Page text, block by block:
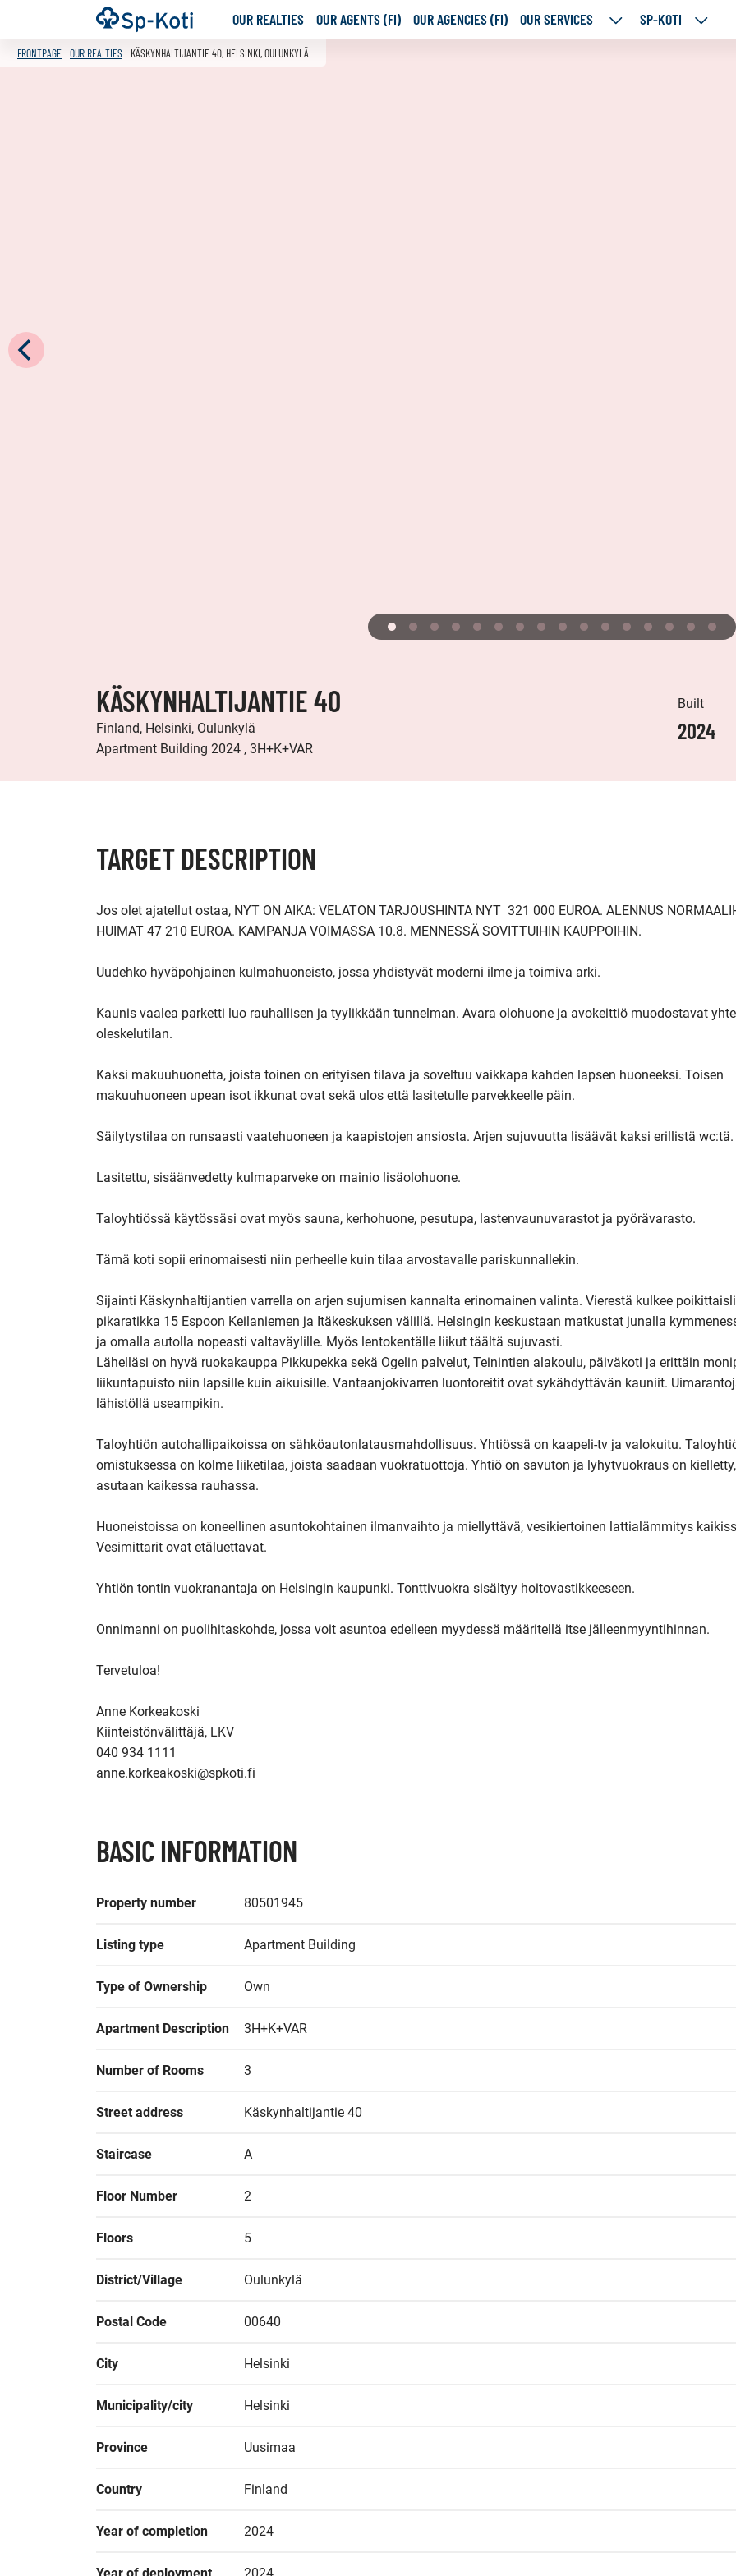
Go
to
content
Frontpage OUR REALTIES OUR AGENTS (FI) OUR AGENCIES (FI) OUR SERVICES
OUR
SP-KOTI
SP-
FRONTPAGE OUR REALTIES KÄSKYNHALTIJANTIE 40, HELSINKI, OULUNKYLÄ
KÄSKYNHALTIJANTIE 40
Finland, Helsinki, Oulunkylä
Apartment Building 2024 , 3H+K+VAR
Built
2024
TARGET DESCRIPTION
Jos olet ajatellut ostaa, NYT ON AIKA: VELATON TARJOUSHINTA NYT  321 000 EUROA. ALENNUS
HUIMAT 47 210 EUROA. KAMPANJA VOIMASSA 10.8. MENNESSÄ SOVITTUIHIN KAUPPOIHIN.
Uudehko hyväpohjainen kulmahuoneisto, jossa yhdistyvät moderni ilme ja toimiva arki.
Kaunis vaalea parketti luo rauhallisen ja tyylikkään tunnelman. Avara olohuone ja avokeittiö muodostavat
oleskelutilan.
Kaksi makuuhuonetta, joista toinen on erityisen tilava ja soveltuu vaikkapa kahden lapsen huoneeksi. Toisen
makuuhuoneen upean isot ikkunat ovat sekä ulos että lasitetulle parvekkeelle päin.
Säilytystilaa on runsaasti vaatehuoneen ja kaapistojen ansiosta. Arjen sujuvuutta lisäävät kaksi erillistä wc:tä.
Lasitettu, sisäänvedetty kulmaparveke on mainio lisäolohuone.
Taloyhtiössä käytössäsi ovat myös sauna, kerhohuone, pesutupa, lastenvaunuvarastot ja pyörävarasto.
Tämä koti sopii erinomaisesti niin perheelle kuin tilaa arvostavalle pariskunnallekin.
Sijainti Käskynhaltijantien varrella on arjen sujumisen kannalta erinomainen valinta. Vierestä kulkee
pikaratikka 15 Espoon Keilaniemen ja Itäkeskuksen välillä. Helsingin keskustaan matkustat junalla
ja omalla autolla nopeasti valtaväylille. Myös lentokentälle liikut täältä sujuvasti.
Lähelläsi on hyvä ruokakauppa Pikkupekka sekä Ogelin palvelut, Teinintien alakoulu, päiväkoti ja erittäin
liikuntapuisto niin lapsille kuin aikuisille. Vantaanjokivarren luontoreitit ovat sykähdyttävän kauniit.
lähistöllä useampikin.
Taloyhtiön autohallipaikoissa on sähköautonlatausmahdollisuus. Yhtiössä on kaapeli-tv ja valokuitu.
omistuksessa on kolme liiketilaa, joista saadaan vuokratuottoja. Yhtiö on savuton ja lyhytvuokraus on
asutaan kaikessa rauhassa.
Huoneistoissa on koneellinen asuntokohtainen ilmanvaihto ja miellyttävä, vesikiertoinen lattialämmitys
Vesimittarit ovat etäluettavat.
Yhtiön tontin vuokranantaja on Helsingin kaupunki. Tonttivuokra sisältyy hoitovastikkeeseen.
Onnimanni on puolihitaskohde, jossa voit asuntoa edelleen myydessä määritellä itse jälleenmyyntihinnan.
Tervetuloa!
Anne Korkeakoski
Kiinteistönvälittäjä, LKV
040 934 1111
anne.korkeakoski@spkoti.fi
BASIC INFORMATION
Property number 80501945
Listing type Apartment Building
Type of Ownership Own
Apartment Description 3H+K+VAR
Number of Rooms 3
Street address Käskynhaltijantie 40
Staircase A
Floor Number 2
Floors 5
District/Village Oulunkylä
Postal Code 00640
City Helsinki
Municipality/city Helsinki
Province Uusimaa
Country Finland
Year of completion 2024